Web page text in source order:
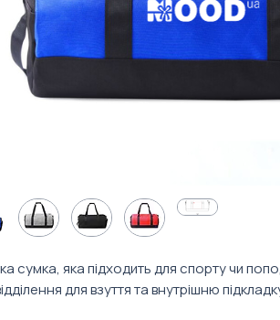
сумка, яка підходить для спорту чи
для взуття та внутрішню